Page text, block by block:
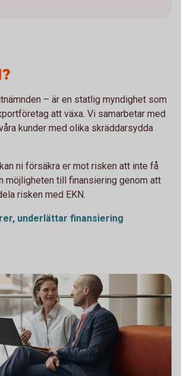
– är en statlig myndighet som
att växa. Vi samarbetar med
kunder med olika skräddarsydda
ni försäkra er mot risken att inte få
möjligheten till finansiering genom att
risken med EKN.
underlättar finansiering